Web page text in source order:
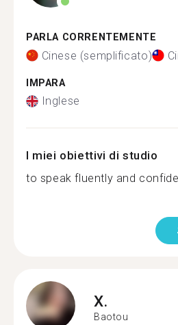
PARLA CORRENTEMENTE
Cinese (semplificato)
IMPARA
Inglese
I miei obiettivi di studio
to speak fluently and
X.
Baotou